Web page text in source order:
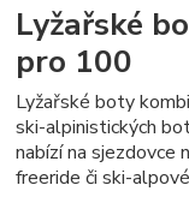
Lyžařské
pro 100
Lyžařské boty
ski-alpinistických
nabízí na sjezdovce
freeride či ski-